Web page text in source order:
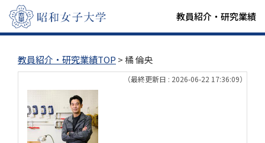
教員紹介・研究業績
教員紹介・研究業績TOP > 橘 倫央
（最終更新日 : 2026-06-22 17:36:09）